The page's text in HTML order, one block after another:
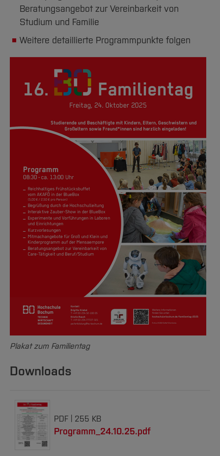
Beratungsangebot zur Vereinbarkeit von
Studium und Familie
Weitere detaillierte Programmpunkte folgen
Plakat zum Familientag
Downloads
PDF 255 KB
Programm_24.10.25.pdf